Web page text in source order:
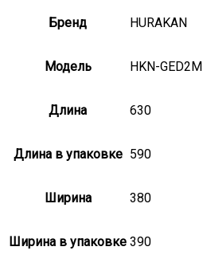
Бренд HURAKAN
Модель HKN-GED2M
Длина 630
Длина в упаковке 590
Ширина 380
Ширина в упаковке 390